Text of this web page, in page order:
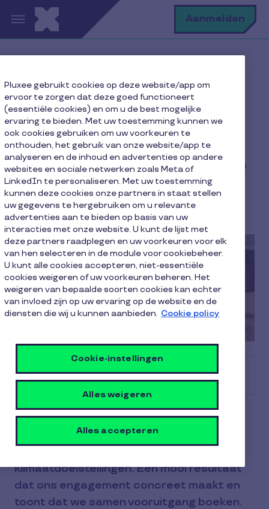
Overslaan en naar de inhoud gaan Aanmelden
Maatschappelijk Verantwoord Ondernemen
Ons MVO-rapport 2025 is er!
Ons MVO-rapport 2025 is
er!
3 minuut leestijd 26 mei 2026
Samenvatting
Bij Pluxee zit duurzaamheid in ons DNA. En
dit jaar zetten we een stap waar we echt
klimaatdoelstellingen. Een mooi resultaat
dat ons engagement concreet maakt en
toont dat we samen vooruitgang boeken.
Pluxee gebruikt cookies op deze website/app om
ervoor te zorgen dat deze goed functioneert
(essentiële cookies) en om u de best mogelijke
ervaring te bieden. Met uw toestemming kunnen we
ook cookies gebruiken om uw voorkeuren te
onthouden, het gebruik van onze website/app te
analyseren en de inhoud en advertenties op andere
websites en sociale netwerken zoals Meta of
LinkedIn te personaliseren. Met uw toestemming
kunnen deze cookies onze partners in staat stellen
uw gegevens te hergebruiken om u relevante
advertenties aan te bieden op basis van uw
interacties met onze website. U kunt de lijst met
deze partners raadplegen en uw voorkeuren voor elk
van hen selecteren in de module voor cookiebeheer.
U kunt alle cookies accepteren, niet-essentiële
cookies weigeren of uw voorkeuren beheren. Het
weigeren van bepaalde soorten cookies kan echter
van invloed zijn op uw ervaring op de website en de
diensten die wij u kunnen aanbieden. Cookie policy
Cookie-instellingen
Alles weigeren
Alles accepteren